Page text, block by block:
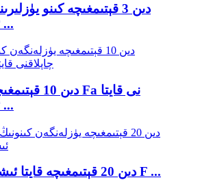
ئىشلىتىڭ ...
ئىشلىتىڭ ...
15 دىن 20 قېتىمغىچە قايتا ئىشلىتىڭ F ...